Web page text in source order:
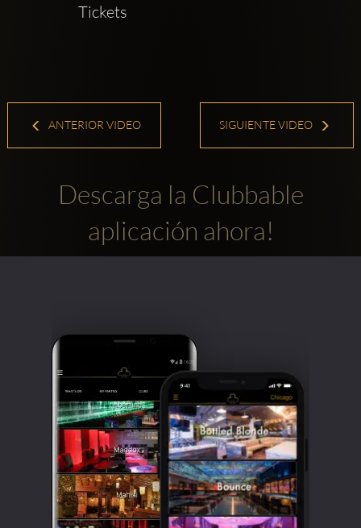
Tickets
ANTERIOR VIDEO SIGUIENTE VIDEO
Descarga la Clubbable
aplicación ahora!